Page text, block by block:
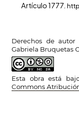
Derechos de autor
Gabriela Bruquetas
Esta obra está
Commons
Artículo 1777.